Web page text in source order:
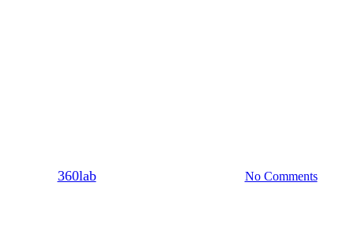
360lab06/10/2021 No Comments